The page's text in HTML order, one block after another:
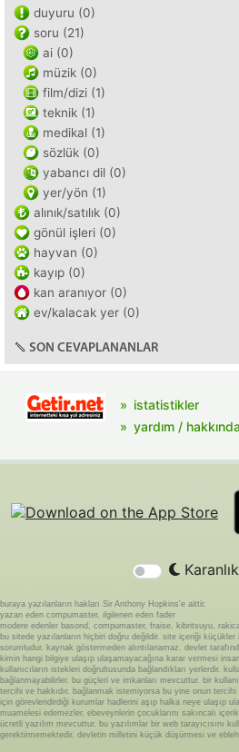
duyuru (0)
soru (21)
ai (0)
müzik (0)
film/dizi (1)
teknik (1)
medikal (1)
sözlük (0)
yabancı dil (0)
yer/yön (1)
alınık/satılık (0)
gönül işleri (0)
hayvan (0)
kayıp (0)
kan aranıyor (0)
ev/kalacak yer (0)
SON CEVAPLANANLAR
istatistikler
yardım / hakkında
buraya yazılanların hakları Sir Anthony Hopkins'e aittir.
yazan eden compumaster, ilgilenen eden fader
modere edenler basond, compumaster, fraise, kibritsuyu,
bu sitede yazılanların hiçbiri doğru değildir. site içeriği küçükler
sorumludur. kaynak göstermeden alıntılanamaz. devlet
kimin hangi bilgiye ulaşıp ulaşamayacağına karar vermesi
kullanıcıların istekleri doğrultusunda bağlandıkları yerlerdir.
bağlanmayabilirler. bu güçleri ve imkanları mevcuttur. bir
tercihi ve hakkıdır. bağlanmak istemiyorsa bu yine onun
için görevlendirdiği kurumlar hadlerini aşıp halka neye ulaşıp
muamelesi edemezler. ebeveynlerin çocuklarını sakıncalı
ücretli yazılım mevcuttur. bu yazılımlar bir web tarayıcısını
gerektirmemektedir. devletin milletini küçük düşürmesi ve